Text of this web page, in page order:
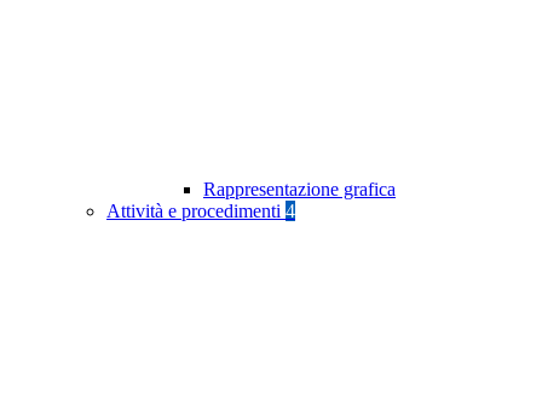
Rappresentazione grafica
Attività e procedimenti 4